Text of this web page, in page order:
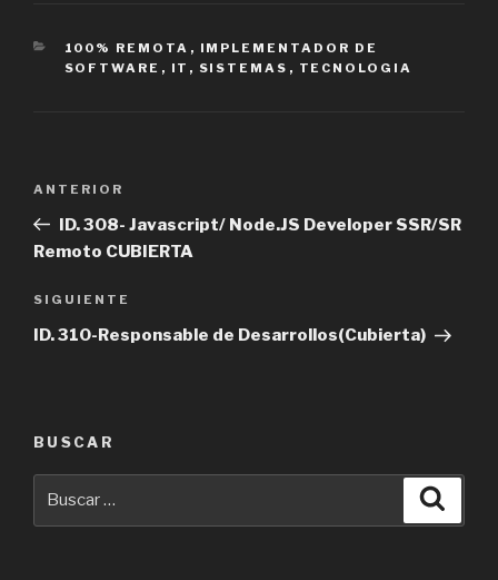
CATEGORÍAS
100% REMOTA , IMPLEMENTADOR DE
SOFTWARE , IT , SISTEMAS , TECNOLOGIA
entradas
Entrada
anterior
ANTERIOR
ID. 308- Javascript/ Node.JS Developer SSR/SR
Remoto CUBIERTA
Siguiente
entrada
SIGUIENTE
ID. 310-Responsable de Desarrollos(Cubierta)
BUSCAR